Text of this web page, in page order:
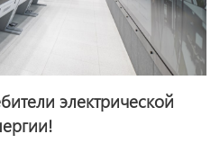
электрической